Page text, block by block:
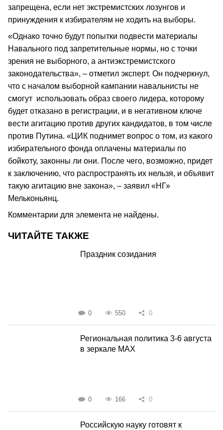
запрещена, если нет экстремистских лозунгов и
принуждения к избирателям не ходить на выборы.
«Однако точно будут попытки подвести материалы
Навального под запретительные нормы, но с точки
зрения не выборного, а антиэкстремистского
законодательства», – отметил эксперт. Он подчеркнул,
что с началом выборной кампании навальнисты не
смогут использовать образ своего лидера, которому
будет отказано в регистрации, и в негативном ключе
вести агитацию против других кандидатов, в том числе
против Путина. «ЦИК поднимет вопрос о том, из какого
избирательного фонда оплачены материалы по
бойкоту, законны ли они. После чего, возможно, придет
к заключению, что распространять их нельзя, и объявит
такую агитацию вне закона», – заявил «НГ»
Мельконьянц.
Комментарии для элемента не найдены.
ЧИТАЙТЕ ТАКЖЕ
Праздник созидания
0 550 0
Региональная политика 3-6 августа
в зеркале MAX
0 166 0
Российскую науку готовят к